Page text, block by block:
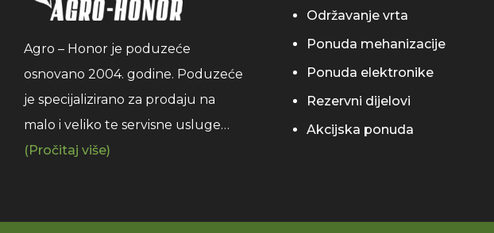
Agro – Honor je poduzeće
osnovano 2004. godine. Poduzeće
je specijalizirano za prodaju na
malo i veliko te servisne usluge…
(Pročitaj više)
Održavanje vrta
Ponuda mehanizacije
Ponuda elektronike
Rezervni dijelovi
Akcijska ponuda